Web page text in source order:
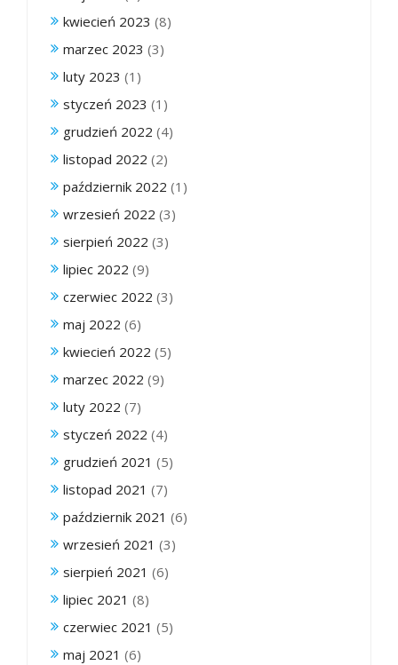
kwiecień 2023 (8)
marzec 2023 (3)
luty 2023 (1)
styczeń 2023 (1)
grudzień 2022 (4)
listopad 2022 (2)
październik 2022 (1)
wrzesień 2022 (3)
sierpień 2022 (3)
lipiec 2022 (9)
czerwiec 2022 (3)
maj 2022 (6)
kwiecień 2022 (5)
marzec 2022 (9)
luty 2022 (7)
styczeń 2022 (4)
grudzień 2021 (5)
listopad 2021 (7)
październik 2021 (6)
wrzesień 2021 (3)
sierpień 2021 (6)
lipiec 2021 (8)
czerwiec 2021 (5)
maj 2021 (6)